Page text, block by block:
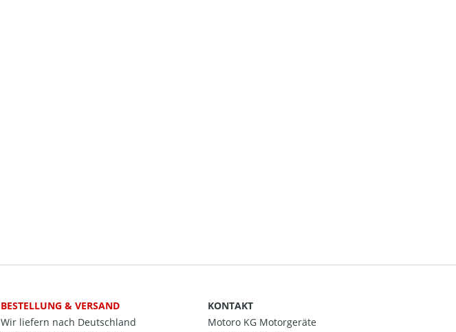
BESTELLUNG & VERSAND
Wir liefern nach Deutschland
KONTAKT
Motoro KG Motorgeräte